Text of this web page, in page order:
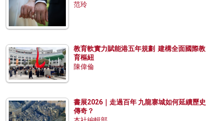
范玲
教育軟實力賦能港五年規劃 建構全面國際教
育樞紐
陳偉倫
書展2026｜走過百年 九龍寨城如何延續歷史
傳奇？